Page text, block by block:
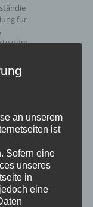
,Hussen &
Papphocker,
an unserem
ist
Sofern eine
unseres
in
eine